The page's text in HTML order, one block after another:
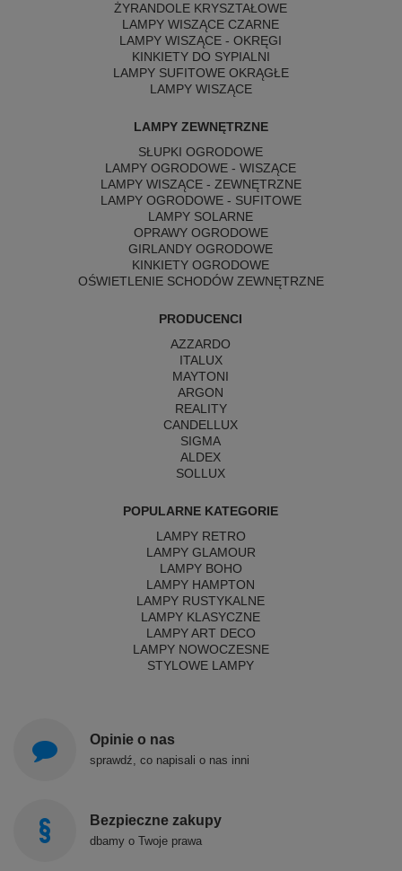
ŻYRANDOLE KRYSZTAŁOWE
LAMPY WISZĄCE CZARNE
LAMPY WISZĄCE - OKRĘGI
KINKIETY DO SYPIALNI
LAMPY SUFITOWE OKRĄGŁE
LAMPY WISZĄCE
LAMPY ZEWNĘTRZNE
SŁUPKI OGRODOWE
LAMPY OGRODOWE - WISZĄCE
LAMPY WISZĄCE - ZEWNĘTRZNE
LAMPY OGRODOWE - SUFITOWE
LAMPY SOLARNE
OPRAWY OGRODOWE
GIRLANDY OGRODOWE
KINKIETY OGRODOWE
OŚWIETLENIE SCHODÓW ZEWNĘTRZNE
PRODUCENCI
AZZARDO
ITALUX
MAYTONI
ARGON
REALITY
CANDELLUX
SIGMA
ALDEX
SOLLUX
POPULARNE KATEGORIE
LAMPY RETRO
LAMPY GLAMOUR
LAMPY BOHO
LAMPY HAMPTON
LAMPY RUSTYKALNE
LAMPY KLASYCZNE
LAMPY ART DECO
LAMPY NOWOCZESNE
STYLOWE LAMPY
Opinie o nas
sprawdź, co napisali o nas inni
Bezpieczne zakupy
dbamy o Twoje prawa